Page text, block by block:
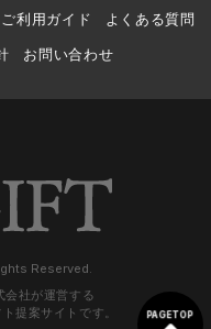
ご利用ガイド よくある質問
お問い合わせ
Reserved.
会社が運営する
提案サイトです。
PAGETOP